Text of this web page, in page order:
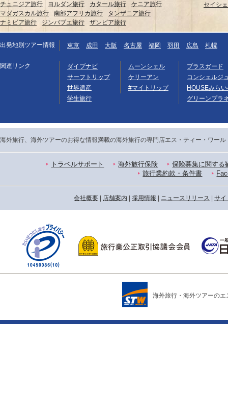
チュニジア旅行
ヨルダン旅行 カタール旅行
ケニア旅行
マダガスカル旅行
南部アフリカ旅行
タンザニア旅行
ナミビア旅行
ジンバブエ旅行 ザンビア旅行
セイシ
出発地別ツアー情報 東京 成田 大阪 名古屋 福岡 羽田 広島 札幌
関連リンク
ダイブナビ
サーフトリップ
世界遺産
学生旅行
ムーンシェル
ケリーアン
#マイトリップ
プラスガード
コンシェルジ
HOUSEみら
グリーンプラ
海外旅行、海外ツアーのお得な情報満載の海外旅行の専門店エス・ティー・ワー
トラベルサポート 海外旅行保険
保険募集に関する
旅行業約款・条件書
会社概要 店舗案内 採用情報 ニュースリリース サイ
海外旅行・海外ツアーの